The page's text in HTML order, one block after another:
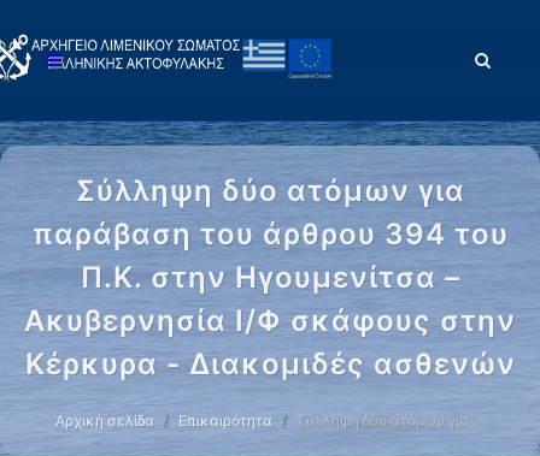
Σύλληψη δύο ατόμων για
παράβαση του άρθρου 394 του
Π.Κ. στην Ηγουμενίτσα –
Ακυβερνησία Ι/Φ σκάφους στην
Κέρκυρα - Διακομιδές ασθενών
Αρχική σελίδα Επικαιρότητα Σύλληψη δύο ατόμων για …